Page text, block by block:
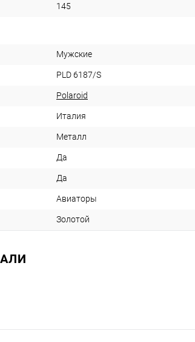
145
Мужские
PLD 6187/S
Polaroid
Италия
Металл
Да
Да
Авиаторы
Золотой